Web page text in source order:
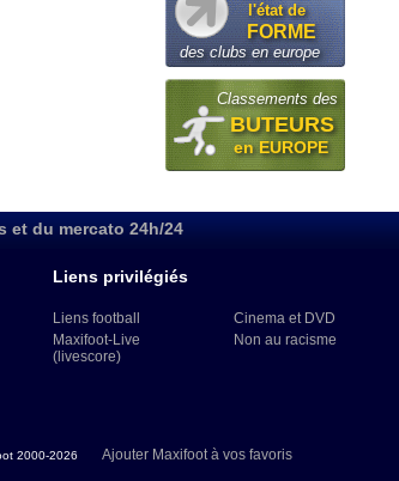
l'état de
FORME
des clubs en europe
Classements des
BUTEURS
en EUROPE
et du mercato 24h/24
Liens privilégiés
Liens football
Maxifoot-Live
(livescore)
Cinema et DVD
Non au racisme
2000-2026 Ajouter Maxifoot à vos favoris